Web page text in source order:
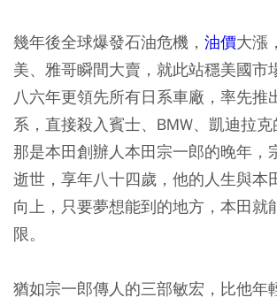
幾年後全球爆發石油危機， 油價大漲
美、雅哥瞬間大賣，就此站穩美國市
八六年更領先所有日系車廠，率先推
系，直接殺入賓士、BMW、凱迪拉克
那是本田創辦人本田宗一郎的晚年，
逝世，享年八十四歲，他的人生與本
向上，只要夢想能到的地方，本田就
限。
猶如宗一郎傳人的三部敏宏，比他年